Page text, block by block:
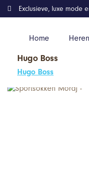
Home Heren
Exclusieve, luxe mode
Hugo Boss
Hugo Boss
Home Kleding